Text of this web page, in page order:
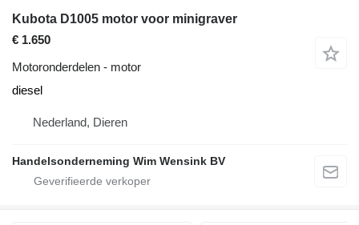
Kubota D1005 motor voor minigraver
€ 1.650
Motoronderdelen - motor
diesel
Nederland, Dieren
Handelsonderneming Wim Wensink BV